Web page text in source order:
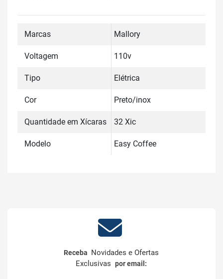
Marcas Mallory
Voltagem 110v
Tipo Elétrica
Cor Preto/inox
Quantidade em Xícaras 32 Xic
Modelo Easy Coffee
Receba Novidades e Ofertas
Exclusivaspor email: